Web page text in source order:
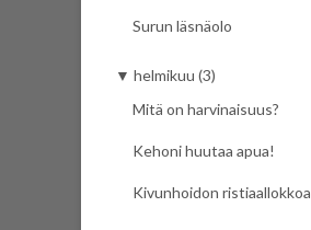
Surun läsnäolo
▼ helmikuu (3)
Mitä on harvinaisuus?
Kehoni huutaa apua!
Kivunhoidon ristiaallokkoa